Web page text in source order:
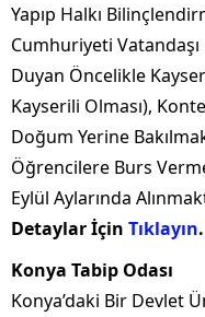
Yapıp Halkı
Cumhuriyeti Vatandaşı
Duyan Öncelikle
Kayserili Olması),
Doğum Yerine
Öğrencilere Burs
Eylül Aylarında
Detaylar İçin Tıklayın.
Konya Tabip Odası
Konya’daki Bir Devlet